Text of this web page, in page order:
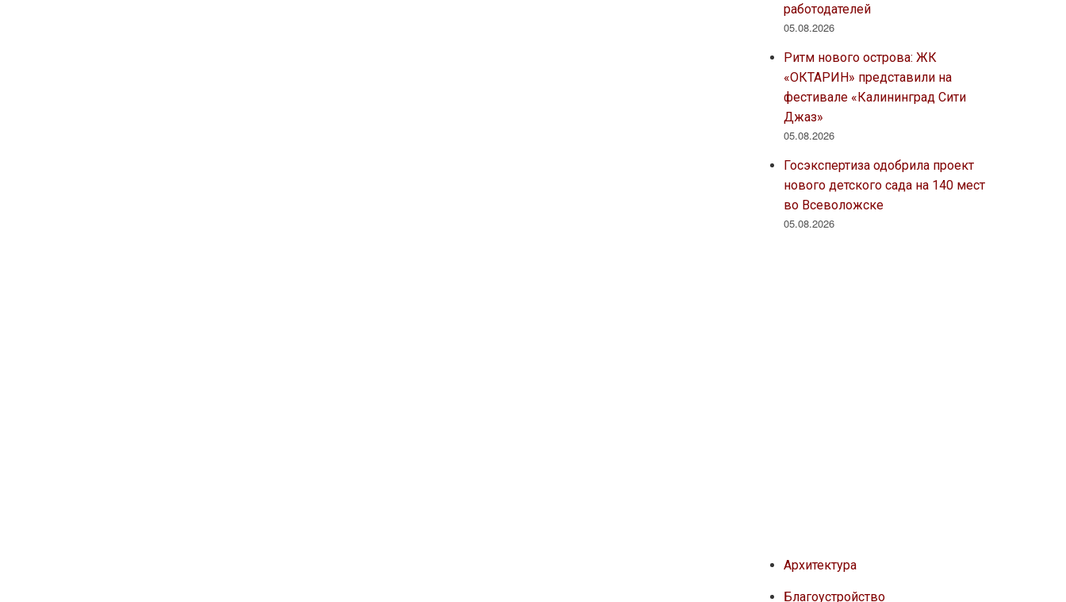
работодателей
05.08.2026
Ритм нового острова: ЖК
«ОКТАРИН» представили на
фестивале «Калининград Сити
Джаз»
05.08.2026
Госэкспертиза одобрила проект
нового детского сада на 140 мест
во Всеволожске
05.08.2026
Архитектура
Благоустройство